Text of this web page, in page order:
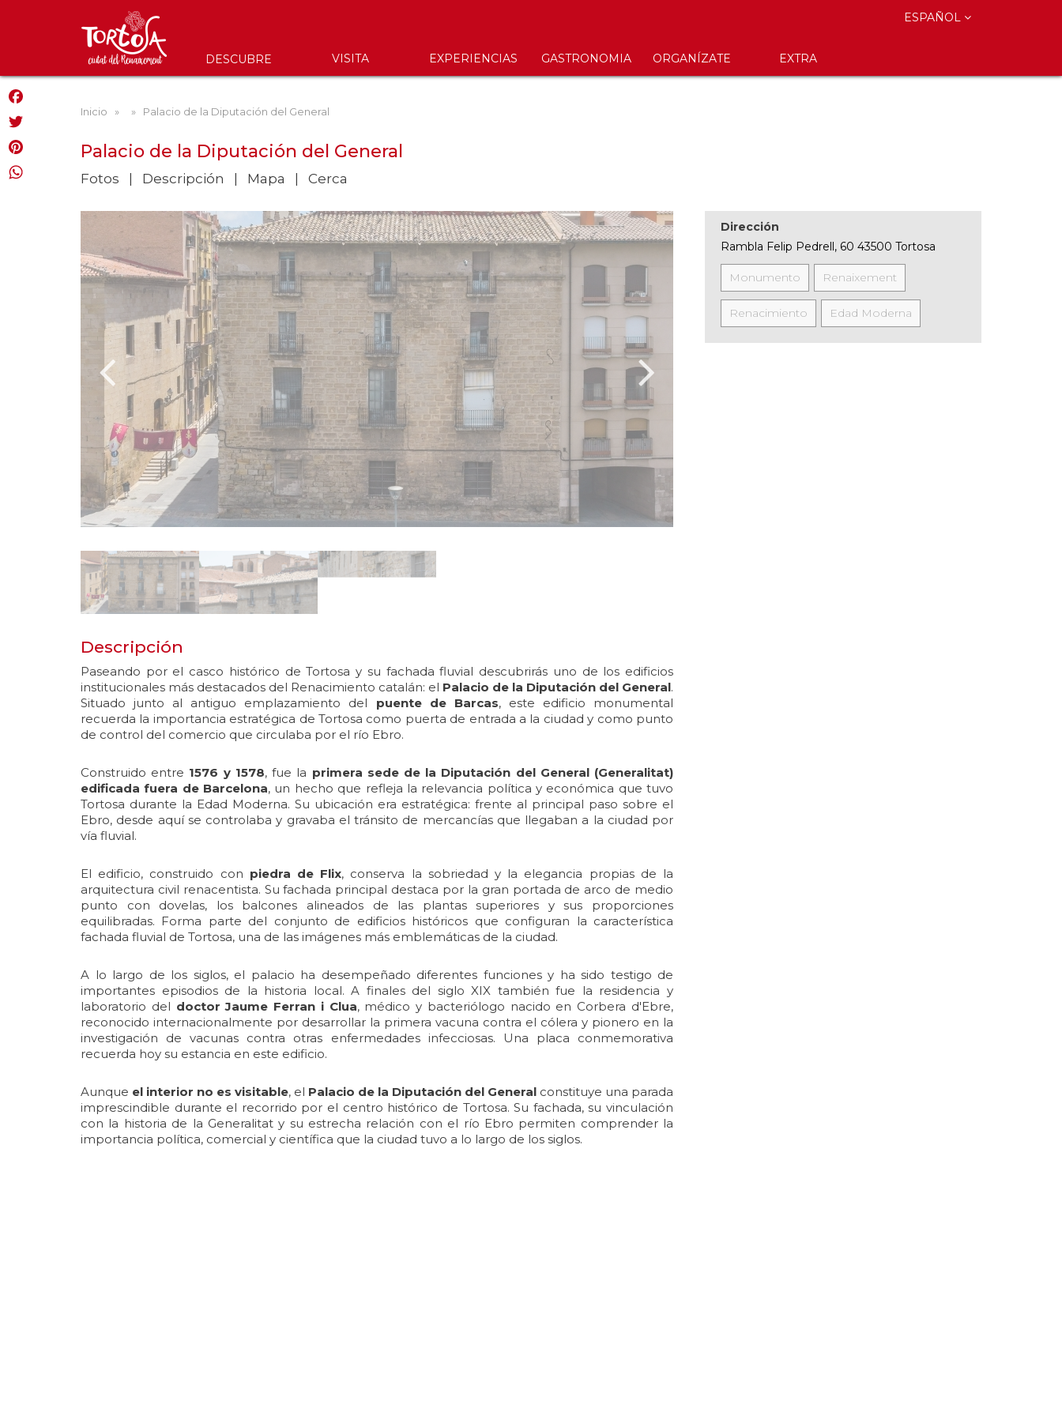
DESCUBRE VISITA EXPERIENCIAS GASTRONOMIA ORGANÍZATE EXTRA
ESPAÑOL
Inicio » » Palacio de la Diputación del General
Palacio de la Diputación del General
Fotos Descripción Mapa Cerca
Dirección
Rambla Felip Pedrell, 60 43500 Tortosa
Monumento Renaixement
Renacimiento Edad Moderna
Descripción
Paseando por el casco histórico de Tortosa y su fachada fluvial descubrirás uno de los edificios
institucionales más destacados del Renacimiento catalán: el Palacio de la Diputación del General.
Situado junto al antiguo emplazamiento del puente de Barcas, este edificio monumental
recuerda la importancia estratégica de Tortosa como puerta de entrada a la ciudad y como punto
de control del comercio que circulaba por el río Ebro.
Construido entre 1576 y 1578, fue la primera sede de la Diputación del General (Generalitat)
edificada fuera de Barcelona, un hecho que refleja la relevancia política y económica que tuvo
Tortosa durante la Edad Moderna. Su ubicación era estratégica: frente al principal paso sobre el
Ebro, desde aquí se controlaba y gravaba el tránsito de mercancías que llegaban a la ciudad por
vía fluvial.
El edificio, construido con piedra de Flix, conserva la sobriedad y la elegancia propias de la
arquitectura civil renacentista. Su fachada principal destaca por la gran portada de arco de medio
punto con dovelas, los balcones alineados de las plantas superiores y sus proporciones
equilibradas. Forma parte del conjunto de edificios históricos que configuran la característica
fachada fluvial de Tortosa, una de las imágenes más emblemáticas de la ciudad.
A lo largo de los siglos, el palacio ha desempeñado diferentes funciones y ha sido testigo de
importantes episodios de la historia local. A finales del siglo XIX también fue la residencia y
laboratorio del doctor Jaume Ferran i Clua, médico y bacteriólogo nacido en Corbera d'Ebre,
reconocido internacionalmente por desarrollar la primera vacuna contra el cólera y pionero en la
investigación de vacunas contra otras enfermedades infecciosas. Una placa conmemorativa
recuerda hoy su estancia en este edificio.
Aunque el interior no es visitable, el Palacio de la Diputación del General constituye una parada
imprescindible durante el recorrido por el centro histórico de Tortosa. Su fachada, su vinculación
con la historia de la Generalitat y su estrecha relación con el río Ebro permiten comprender la
importancia política, comercial y científica que la ciudad tuvo a lo largo de los siglos.
Facebook
Twitter
Pinterest